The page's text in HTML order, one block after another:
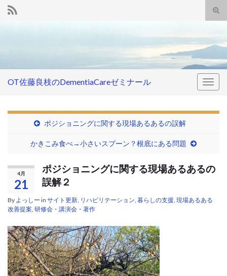
OT佐藤良枝のDementiaCareゼミナール
ポジショニングに関する現場あるあるの誤解
かきこみ食べ→小さいスプーン？根底にある問題
4月
21
ポジショニングに関する現場あるあるの
誤解２
By よっしー in サイト更新 リハビリテーション 暮らしの支援 現場あるある
改善提案 研修会・講演会・著作